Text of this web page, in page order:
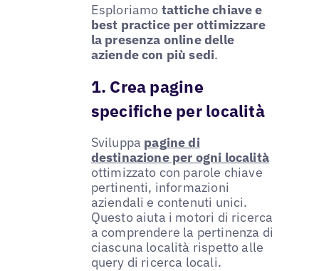
Esploriamo tattiche chiave e
best practice per ottimizzare
la presenza online delle
aziende con più sedi.
1. Crea pagine
specifiche per località
Sviluppa pagine di
destinazione per ogni località
ottimizzato con parole chiave
pertinenti, informazioni
aziendali e contenuti unici.
Questo aiuta i motori di ricerca
a comprendere la pertinenza di
ciascuna località rispetto alle
query di ricerca locali.